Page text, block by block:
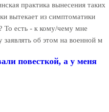
практика вынесения таких
вытекает из симптоматики
То есть - к кому/чему мне
заявлять об этом на военной м
повесткой, а у меня